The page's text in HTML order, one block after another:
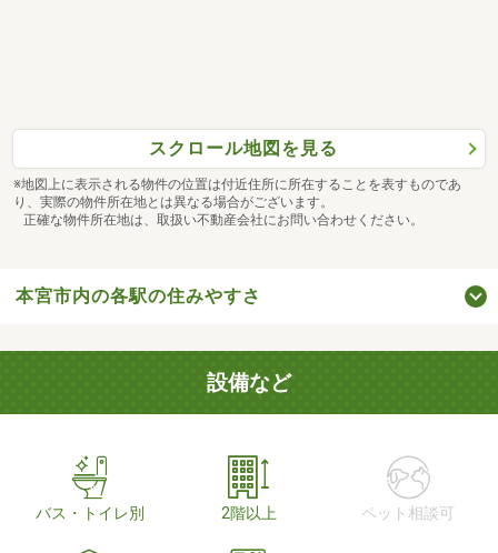
スクロール地図を見る
※地図上に表示される物件の位置は付近住所に所在することを表すものであ
り、実際の物件所在地とは異なる場合がございます。
正確な物件所在地は、取扱い不動産会社にお問い合わせください。
本宮市内の各駅の住みやすさ
設備など
バス・トイレ別 2階以上 ペット相談可